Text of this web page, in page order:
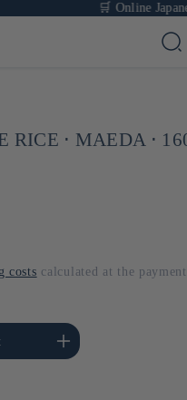
🛒 Online Japanese
RICE ⋅ MAEDA ⋅
costs calculated at the payment
the amount of Default
Title